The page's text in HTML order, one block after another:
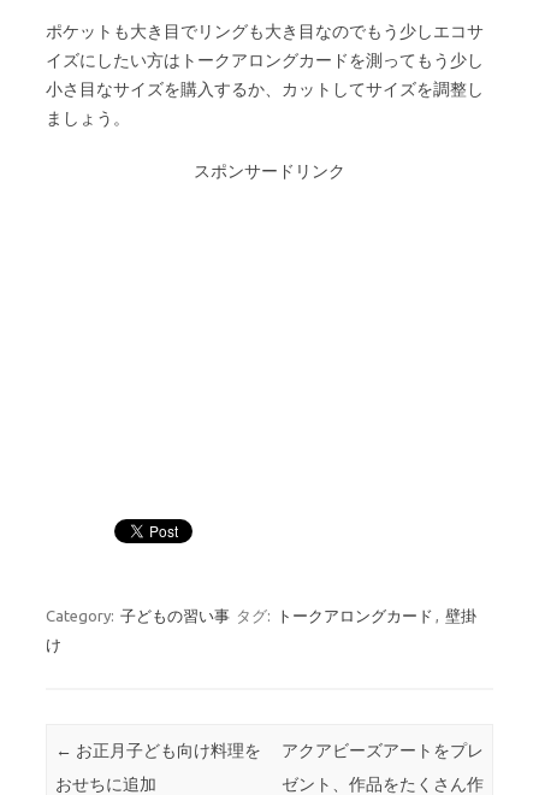
ポケットも大き目でリングも大き目なのでもう少しエコサ
イズにしたい方はトークアロングカードを測ってもう少し
小さ目なサイズを購入するか、カットしてサイズを調整し
ましょう。
スポンサードリンク
Category: 子どもの習い事 タグ: トークアロングカード , 壁掛
け
Post navigation
← お正月子ども向け料理を
おせちに追加
アクアビーズアートをプレ
ゼント、作品をたくさん作